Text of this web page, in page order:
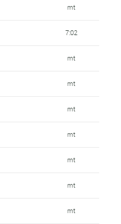
mt
7:02
mt
mt
mt
mt
mt
mt
mt